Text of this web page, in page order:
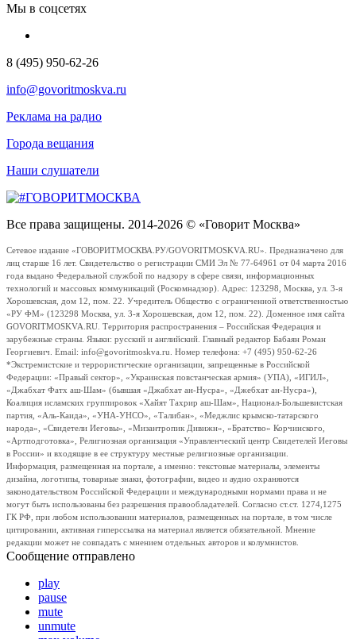
Мы в соцсетях
8 (495) 950-62-26
info@govoritmoskva.ru
Реклама на радио
Города вещания
Наши слушатели
Все права защищены. 2014-2026 © «Говорит Москва»
Сетевое издание «ГОВОРИТМОСКВА.РУ/GOVORITMOSKVA.RU». Предназначено для
лиц старше 16 лет. Свидетельство о регистрации СМИ Эл № 77-64961 от 04 марта 2016
года выдано Федеральной службой по надзору в сфере связи, информационных
технологий и массовых коммуникаций (Роскомнадзор). Адрес: 123298, Москва, ул. 3-я
Хорошевская, дом 12, пом. 22. Учредитель Общество с ограниченной ответственностью
«РУ ФМ» (123298 Москва, ул. 3-я Хорошевская, дом 12, пом. 22). Доменное имя сайта
GOVORITMOSKVA.RU. Территория распространения – Российская Федерация и
зарубежные страны. Языки: русский и английский. Главный редактор Бабаян Роман
Георгиевич. Email: info@govoritmoskva.ru. Номер телефона: +7 (495) 950-62-26
*Экстремистские и террористические организации, запрещенные в Российской
Федерации: «Правый сектор», «Украинская повстанческая армия» (УПА), «ИГИЛ»,
«Джабхат Фатх аш-Шам» (бывшая «Джабхат ан-Нусра», «Джебхат ан-Нусра»),
Коалиция исламских группировок «Хайят Тахрир аш-Шам», Национал-Большевистская
партия, «Аль-Каида», «УНА-УНСО», «Талибан», «Меджлис крымско-татарского
народа», «Свидетели Иеговы», «Мизантропик Дивижн», «Братство» Корчинского,
«Артподготовка», Религиозная организация «Управленческий центр Свидетелей Иеговы
в России» и входящие в ее структуру местные религиозные организации.
Информация, размещенная на портале, а именно: текстовые материалы, элементы
дизайна, логотипы, товарные знаки, фотографии, видео и аудио охраняются
законодательством Российской Федерации и международными нормами права и не
могут быть использованы без разрешения правообладателей. Согласно ст.ст. 1274,1275
ГК РФ, при любом использовании материалов, размещенных на портале, в том числе
цитировании, активная гиперссылка на материал является обязательной. Мнение
редакции может не совпадать с мнением отдельных авторов и колумнистов.
Сообщение отправлено
play
pause
mute
unmute